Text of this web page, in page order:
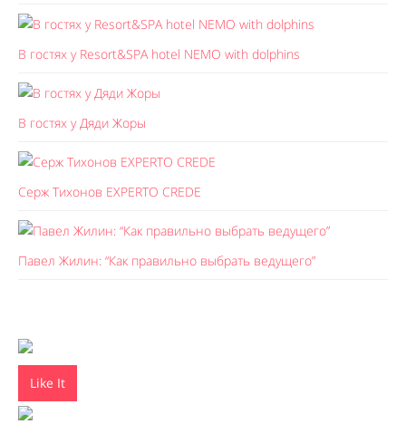
В гостях у Resort&SPA hotel NEMO with dolphins
В гостях у Дяди Жоры
Серж Тихонов EXPERTO CREDE
Павел Жилин: “Как правильно выбрать ведущего”
Like It